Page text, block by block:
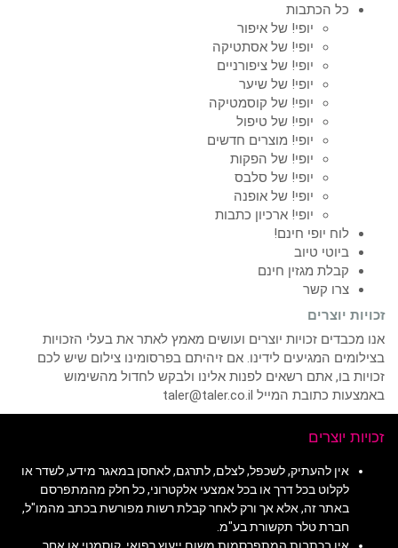
כל הכתבות
יופי! של איפור
יופי! של אסתטיקה
יופי! של ציפורניים
יופי! של שיער
יופי! של קוסמטיקה
יופי! של טיפול
יופי! מוצרים חדשים
יופי! של הפקות
יופי! של סלבס
יופי! של אופנה
יופי! ארכיון כתבות
לוח יופי חינם!
ביוטי טיוב
קבלת מגזין חינם
צרו קשר
זכויות יוצרים
אנו מכבדים זכויות יוצרים ועושים מאמץ לאתר את בעלי הזכויות
בצילומים המגיעים לידינו. אם זיהיתם בפרסומינו צילום שיש לכם
זכויות בו, אתם רשאים לפנות אלינו ולבקש לחדול מהשימוש
באמצעות כתובת המייל taler@taler.co.il
זכויות יוצרים
אין להעתיק, לשכפל, לצלם, לתרגם, לאחסן במאגר מידע, לשדר או
לקלוט בכל דרך או בכל אמצעי אלקטרוני, כל חלק מהמתפרסם
באתר זה, אלא אך ורק לאחר קבלת רשות מפורשת בכתב מהמו"ל,
חברת טלר תקשורת בע"מ.
אין בכתבות המתפרסמות משום ייעוץ רפואי, קוסמטי או אחר.